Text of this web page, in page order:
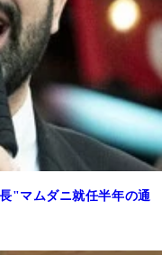
"マムダニ就任半年の通